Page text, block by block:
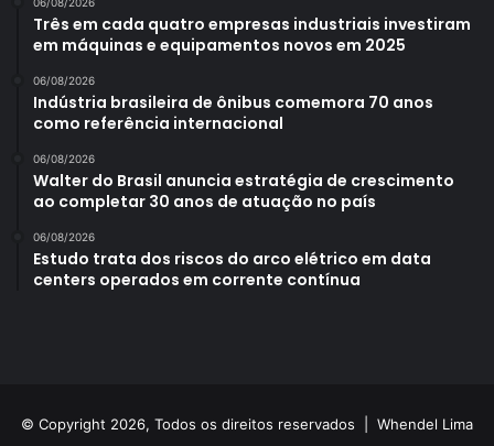
Três em cada quatro empresas industriais investiram
em máquinas e equipamentos novos em 2025
06/08/2026
Indústria brasileira de ônibus comemora 70 anos
como referência internacional
06/08/2026
Walter do Brasil anuncia estratégia de crescimento
ao completar 30 anos de atuação no país
06/08/2026
Estudo trata dos riscos do arco elétrico em data
centers operados em corrente contínua
© Copyright 2026, Todos os direitos reservados | Whendel Lima